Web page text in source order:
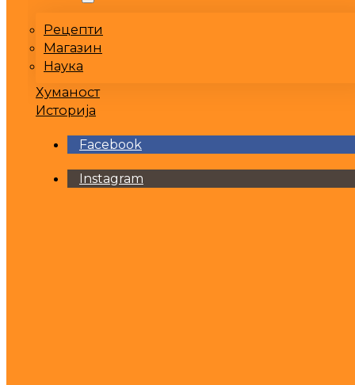
Рецепти
Магазин
Наука
Хуманост
Историја
Facebook
Instagram